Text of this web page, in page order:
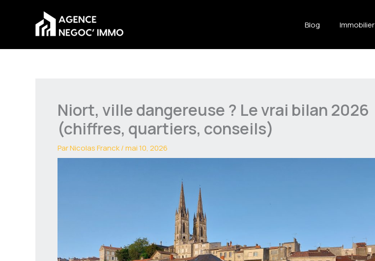
Blog Immobilier
Niort, ville dangereuse ? Le vrai bilan 2026
(chiffres, quartiers, conseils)
ParNicolas Franck/mai 10, 2026